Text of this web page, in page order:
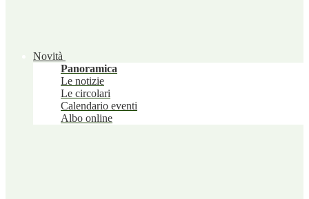
Novità
Panoramica
Le notizie
Le circolari
Calendario eventi
Albo online